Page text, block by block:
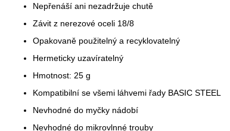
Nepřenáší ani nezadržuje chutě
Závit z nerezové oceli 18/8
Opakovaně použitelný a recyklovatelný
Hermeticky uzavíratelný
Hmotnost: 25 g
Kompatibilní se všemi láhvemi řady BASIC STEEL
Nevhodné do myčky nádobí
Nevhodné do mikrovlnné trouby